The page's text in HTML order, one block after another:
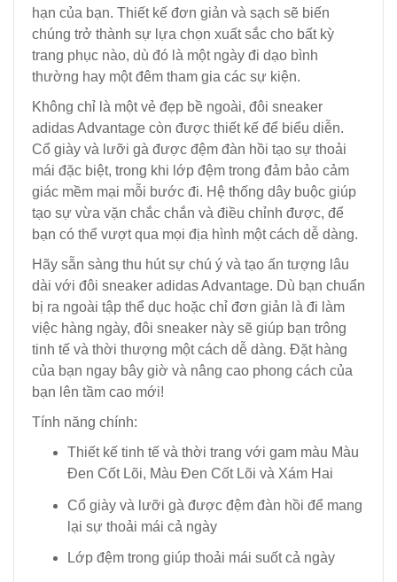
hạn của bạn. Thiết kế đơn giản và sạch sẽ biến
chúng trở thành sự lựa chọn xuất sắc cho bất kỳ
trang phục nào, dù đó là một ngày đi dạo bình
thường hay một đêm tham gia các sự kiện.
Không chỉ là một vẻ đẹp bề ngoài, đôi sneaker
adidas Advantage còn được thiết kế để biểu diễn.
Cổ giày và lưỡi gà được đệm đàn hồi tạo sự thoải
mái đặc biệt, trong khi lớp đệm trong đảm bảo cảm
giác mềm mại mỗi bước đi. Hệ thống dây buộc giúp
tạo sự vừa vặn chắc chắn và điều chỉnh được, để
bạn có thể vượt qua mọi địa hình một cách dễ dàng.
Hãy sẵn sàng thu hút sự chú ý và tạo ấn tượng lâu
dài với đôi sneaker adidas Advantage. Dù bạn chuẩn
bị ra ngoài tập thể dục hoặc chỉ đơn giản là đi làm
việc hàng ngày, đôi sneaker này sẽ giúp bạn trông
tinh tế và thời thượng một cách dễ dàng. Đặt hàng
của bạn ngay bây giờ và nâng cao phong cách của
bạn lên tầm cao mới!
Tính năng chính:
Thiết kế tinh tế và thời trang với gam màu Màu
Đen Cốt Lõi, Màu Đen Cốt Lõi và Xám Hai
Cổ giày và lưỡi gà được đệm đàn hồi để mang
lại sự thoải mái cả ngày
Lớp đệm trong giúp thoải mái suốt cả ngày